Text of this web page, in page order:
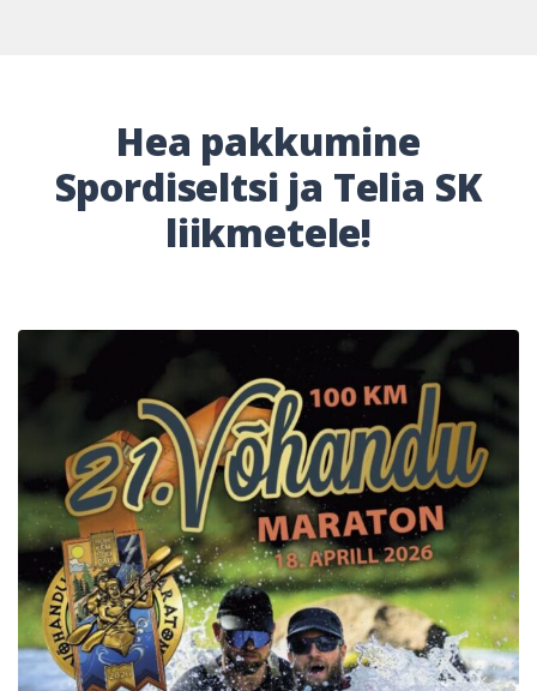
Hea pakkumine
Spordiseltsi ja Telia SK
liikmetele!